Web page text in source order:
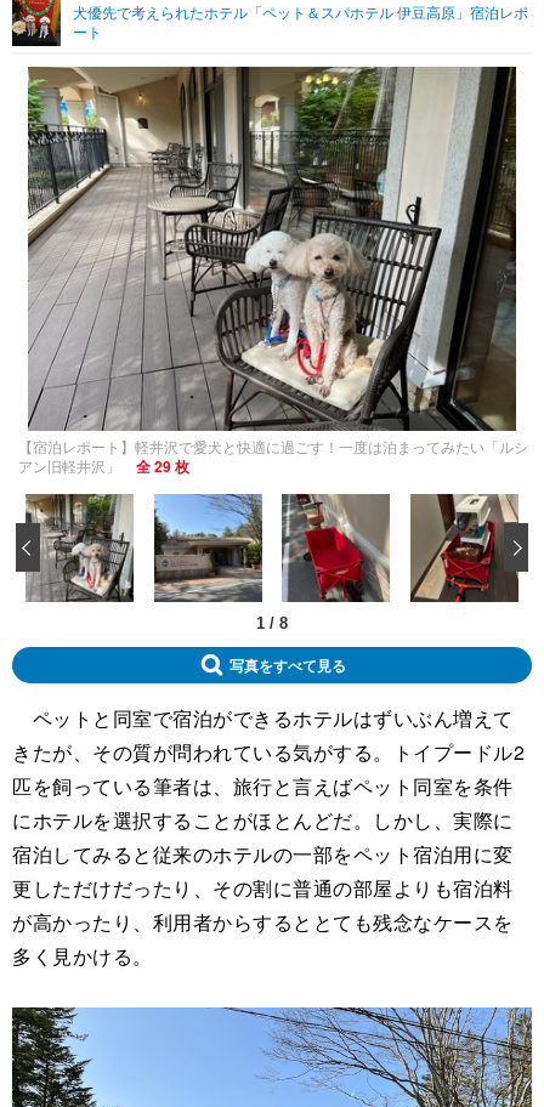
犬優先で考えられたホテル「ペット＆スパホテル 伊豆高原」宿泊レポ
ート
【宿泊レポート】軽井沢で愛犬と快適に過ごす！一度は泊まってみたい「ルシ
アン旧軽井沢」
全 29 枚
1 / 8
‹
写真をすべて見る
ペットと同室で宿泊ができるホテルはずいぶん増えて
きたが、その質が問われている気がする。トイプードル2
匹を飼っている筆者は、旅行と言えばペット同室を条件
にホテルを選択することがほとんどだ。しかし、実際に
宿泊してみると従来のホテルの一部をペット宿泊用に変
更しただけだったり、その割に普通の部屋よりも宿泊料
が高かったり、利用者からするととても残念なケースを
多く見かける。